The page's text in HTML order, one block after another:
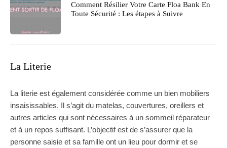
Comment Résilier Votre Carte Floa Bank En
Toute Sécurité : Les étapes à Suivre
La Literie
La literie est également considérée comme un bien mobiliers
insaisissables. Il s’agit du matelas, couvertures, oreillers et
autres articles qui sont nécessaires à un sommeil réparateur
et à un repos suffisant. L’objectif est de s’assurer que la
personne saisie et sa famille ont un lieu pour dormir et se